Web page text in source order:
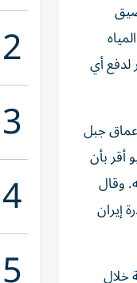
لدفع أي
جبل
أقر بأن
وقال
إيران
خلال
2
3
4